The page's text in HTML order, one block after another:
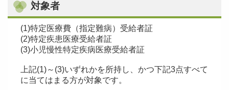
対象者
(1)特定医療費（指定難病）受給者証
(2)特定疾患医療受給者証
(3)小児慢性特定疾病医療受給者証
上記(1)～(3)いずれかを所持し、かつ下記3点すべて
に当てはまる方が対象です。